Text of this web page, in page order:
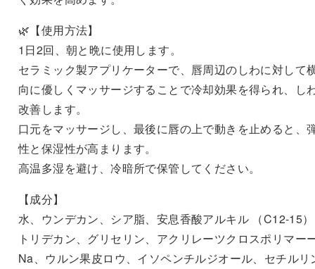
🌿【使用方法】
1日2回、朝と晩に使用します。
セラミック製アプリケーターで、唇周辺のしわに対して
向に優しくマッサージすることで冷却効果を得られ、し
改善します。
口元をマッサージし、最後に唇の上で動きを止めると、
性と保湿性が高まります。
高温多湿を避け、冷暗所で保管してください。
【成分】
水、ウンデカン、シア脂、安息香酸アルキル （C12-15
トリデカン、グリセリン、アクリレーツクロスポリマー
Na、ウルン果皮ロウ、イソペンチルジオール、セチルリ